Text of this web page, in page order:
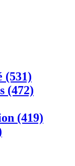
(531)
(472)
(419)